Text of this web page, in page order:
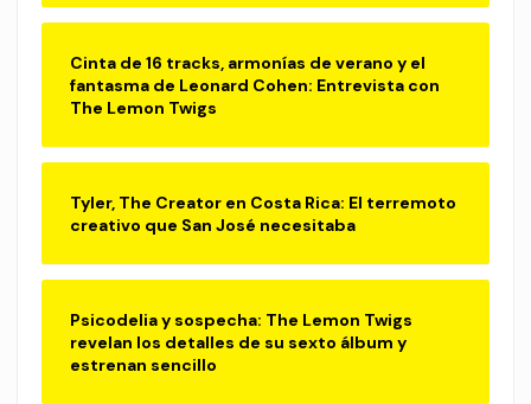
Cinta de 16 tracks, armonías de verano y el
fantasma de Leonard Cohen: Entrevista con
The Lemon Twigs
Tyler, The Creator en Costa Rica: El terremoto
creativo que San José necesitaba
Psicodelia y sospecha: The Lemon Twigs
revelan los detalles de su sexto álbum y
estrenan sencillo